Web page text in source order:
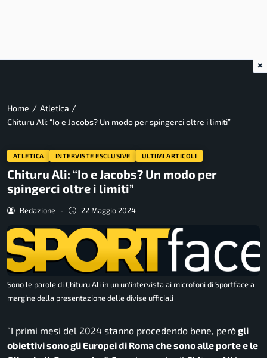
Home / Atletica /
Chituru Ali: “Io e Jacobs? Un modo per spingerci oltre i limiti”
ATLETICA INTERVISTE ESCLUSIVE ULTIMI ARTICOLI
Chituru Ali: “Io e Jacobs? Un modo per
spingerci oltre i limiti”
Redazione - 22 Maggio 2024
Sono le parole di Chituru Ali in un un'intervista ai microfoni di Sportface a
margine della presentazione delle divise ufficiali
“I primi mesi del 2024 stanno procedendo bene, perògli
obiettivi sono gli Europei di Roma che sono alle porte e le
×